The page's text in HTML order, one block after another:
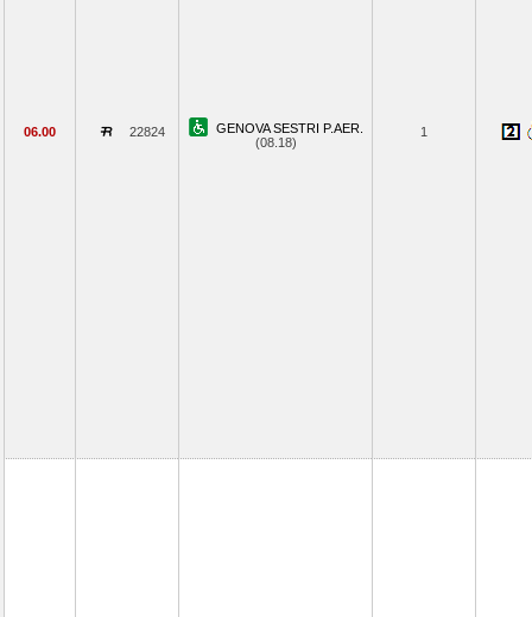
06.00 22824
GENOVA SESTRI P.AER.
(08.18)
1